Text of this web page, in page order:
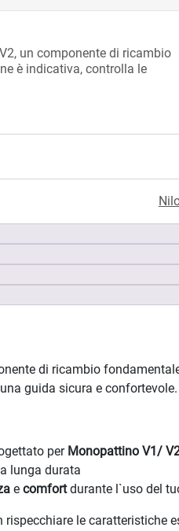
un componente di ricambio
è indicativa, controlla le
di ricambio
guida sicura e confortevole.
per Monopattino V1/
lunga durata
e comfortdurante l`uso del
le caratteristiche